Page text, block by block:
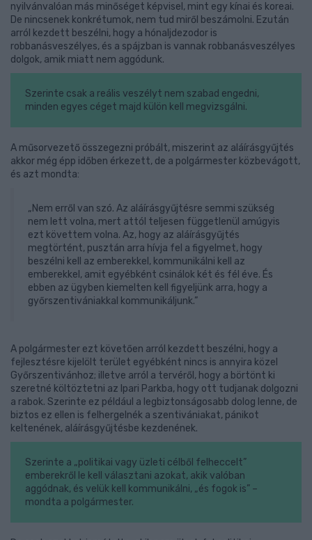
nyilvánvalóan más minőséget képvisel, mint egy kínai és koreai.
De nincsenek konkrétumok, nem tud miről beszámolni. Ezután
arról kezdett beszélni, hogy a hónaljdezodor is
robbanásveszélyes, és a spájzban is vannak robbanásveszélyes
dolgok, amik miatt nem aggódunk.
Szerinte csak a reális veszélyt nem szabad engedni,
minden egyes céget majd külön kell megvizsgálni.
A műsorvezető összegezni próbált, miszerint az aláírásgyűjtés
akkor még épp időben érkezett, de a polgármester közbevágott,
és azt mondta:
„Nem erről van szó. Az aláírásgyűjtésre semmi szükség
nem lett volna, mert attól teljesen függetlenül amúgyis
ezt követtem volna. Az, hogy az aláírásgyűjtés
megtörtént, pusztán arra hívja fel a figyelmet, hogy
beszélni kell az emberekkel, kommunikálni kell az
emberekkel, amit egyébként csinálok két és fél éve. És
ebben az ügyben kiemelten kell figyeljünk arra, hogy a
győrszentivániakkal kommunikáljunk.”
A polgármester ezt követően arról kezdett beszélni, hogy a
fejlesztésre kijelölt terület egyébként nincs is annyira közel
Győrszentivánhoz; illetve arról a tervéről, hogy a börtönt ki
szeretné költöztetni az Ipari Parkba, hogy ott tudjanak dolgozni
a rabok. Szerinte ez például a legbiztonságosabb dolog lenne, de
biztos ez ellen is felhergelnék a szentivániakat, pánikot
keltenének, aláírásgyűjtésbe kezdenének.
Szerinte a „politikai vagy üzleti célből felheccelt”
emberekről le kell választani azokat, akik valóban
aggódnak, és velük kell kommunikálni, „és fogok is” –
mondta a polgármester.